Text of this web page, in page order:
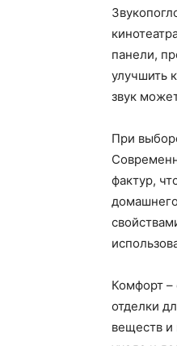
панели,
улучшить
звук
При
фактур,
Комфорт –
отделки
веществ и